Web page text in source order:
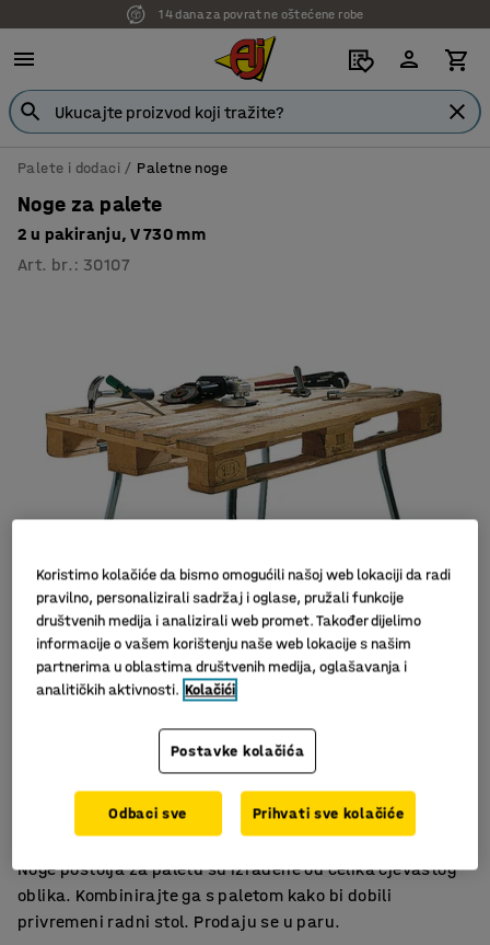
14 dana za povrat ne oštećene robe
Palete i dodaci Paletne noge
Noge za palete
2 u pakiranju, V 730 mm
Art. br. : 30107
Stabilan radni stol
Štedi prostor
Noge postolja za paletu su izrađene od čelika cjevastog
oblika. Kombinirajte ga s paletom kako bi dobili
privremeni radni stol. Prodaju se u paru.
Koristimo kolačiće da bismo omogućili našoj web lokaciji da radi
pravilno, personalizirali sadržaj i oglase, pružali funkcije
društvenih medija i analizirali web promet. Također dijelimo
informacije o vašem korištenju naše web lokacije s našim
partnerima u oblastima društvenih medija, oglašavanja i
analitičkih aktivnosti. Kolačići
Postavke kolačića
Odbaci sve Prihvati sve kolačiće